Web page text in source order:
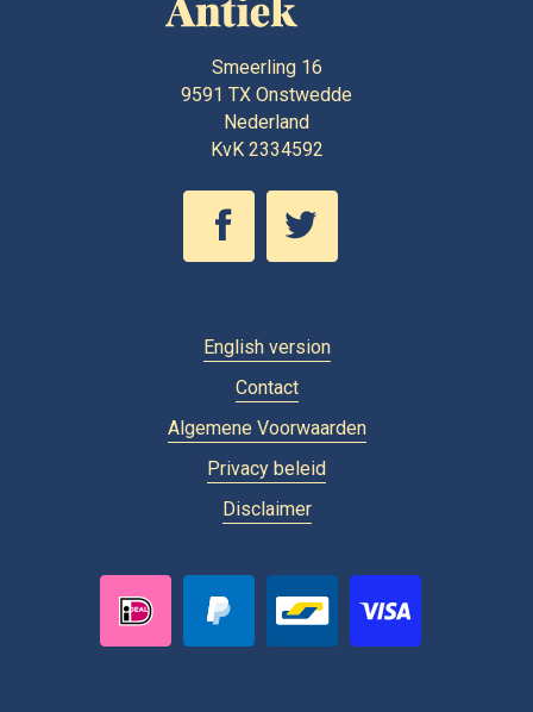
Smeerling 16
9591 TX Onstwedde
Nederland
KvK 2334592
English version
Contact
Algemene Voorwaarden
Privacy beleid
Disclaimer